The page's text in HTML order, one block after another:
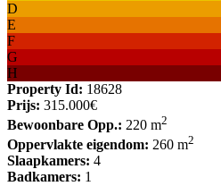
D
E
F
G
H
Property Id: 18628
Prijs: 315.000€
Bewoonbare Opp.: 220 m2
Oppervlakte eigendom: 260 m2
Slaapkamers: 4
Badkamers: 1